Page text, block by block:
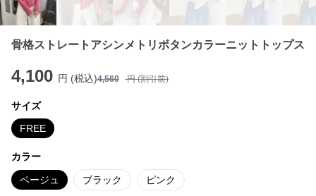
骨格ストレートアシンメトリボタンカラーニットトップス
4,100 円 (税込)4,560 円 (割引前)
サイズ
FREE
カラー
ベージュ ブラック ピンク